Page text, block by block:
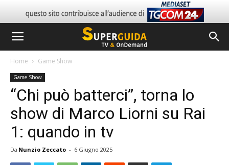
Home Game Show
Game Show
“Chi può batterci”, torna lo
show di Marco Liorni su Rai
1: quando in tv
Da Nunzio Zeccato - 6 Giugno 2025